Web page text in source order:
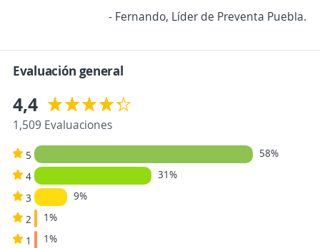
- Fernando, Líder de Preventa Puebla.
Evaluación general
4,4
1,509 Evaluaciones
5
58%
4
31%
3
9%
2
1%
1
1%